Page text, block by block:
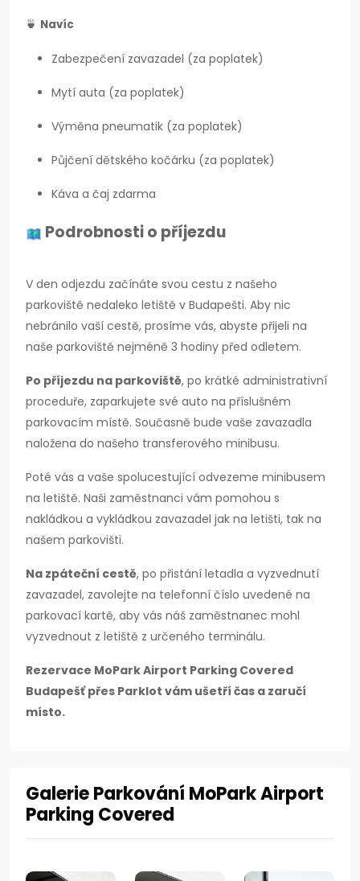
🍵 Navíc
Zabezpečení zavazadel (za poplatek)
Mytí auta (za poplatek)
Výměna pneumatik (za poplatek)
Půjčení dětského kočárku (za poplatek)
Káva a čaj zdarma
Podrobnosti o příjezdu
V den odjezdu začínáte svou cestu z našeho
parkoviště nedaleko letiště v Budapešti. Aby nic
nebránilo vaší cestě, prosíme vás, abyste přijeli na
naše parkoviště nejméně 3 hodiny před odletem.
Po příjezdu na parkoviště, po krátké administrativní
proceduře, zaparkujete své auto na příslušném
parkovacím místě. Současně bude vaše zavazadla
naložena do našeho transferového minibusu.
Poté vás a vaše spolucestující odvezeme minibusem
na letiště. Naši zaměstnanci vám pomohou s
nakládkou a vykládkou zavazadel jak na letišti, tak na
našem parkovišti.
Na zpáteční cestě, po přistání letadla a vyzvednutí
zavazadel, zavolejte na telefonní číslo uvedené na
parkovací kartě, aby vás náš zaměstnanec mohl
vyzvednout z letiště z určeného terminálu.
Rezervace MoPark Airport Parking Covered
Budapešť přes Parklot vám ušetří čas a zaručí
místo.
Galerie Parkování MoPark Airport
Parking Covered